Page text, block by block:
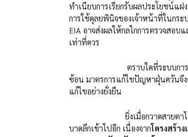
ทำเนียบการเรียกรับผลประโยชน์แ
การใช้ดุลยพินิจของเจ้าหน้าที่ในกร
EIA อาจส่งผลให้กลไกการตรวจสอ
เท่าที่ควร
ตราบใดที่ระบบการกำกับดูแ
ซ้อน มาตรการแก้ไขปัญหาฝุ่นควันจึง
แก้ไขอย่างยั่งยืน
ยิ่งเมื่อกวาดสายตาไปดูต้นตอ
บาดลึกเข้าไปอีก เนื่องจากโครงสร้า